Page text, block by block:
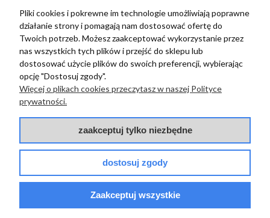
FIOLETOWA
105,00 zł szt.
BRĄZOWA
105,00 zł szt.
SVIS DESIGN MISKA
SVIS DESIGN
SVIS DESIGN MISKA
Pliki cookies i pokrewne im technologie umożliwiają poprawne
działanie strony i pomagają nam dostosować ofertę do
Twoich potrzeb. Możesz zaakceptować wykorzystanie przez
nas wszystkich tych plików i przejść do sklepu lub
dostosować użycie plików do swoich preferencji, wybierając
opcję "Dostosuj zgody".
Więcej o plikach cookies przeczytasz w naszej Polityce
prywatności.
zaakceptuj tylko niezbędne
dostosuj zgody
Zaakceptuj wszystkie